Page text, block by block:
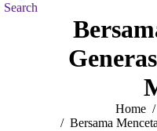
Search
Home
Bersama